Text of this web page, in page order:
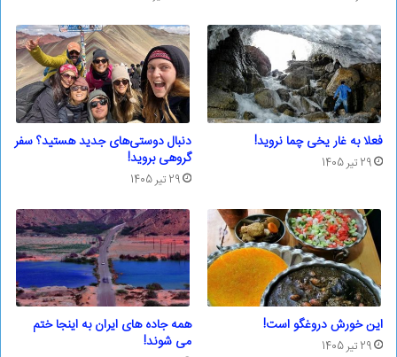
فعلا به غار یخی چما نروید!
29 تیر 1405
دنبال دوستی‌های جدید هستید؟ سفر
گروهی بروید!
29 تیر 1405
این خورش دروغگو است!
29 تیر 1405
همه جاده های ایران به اینجا ختم
می شوند!